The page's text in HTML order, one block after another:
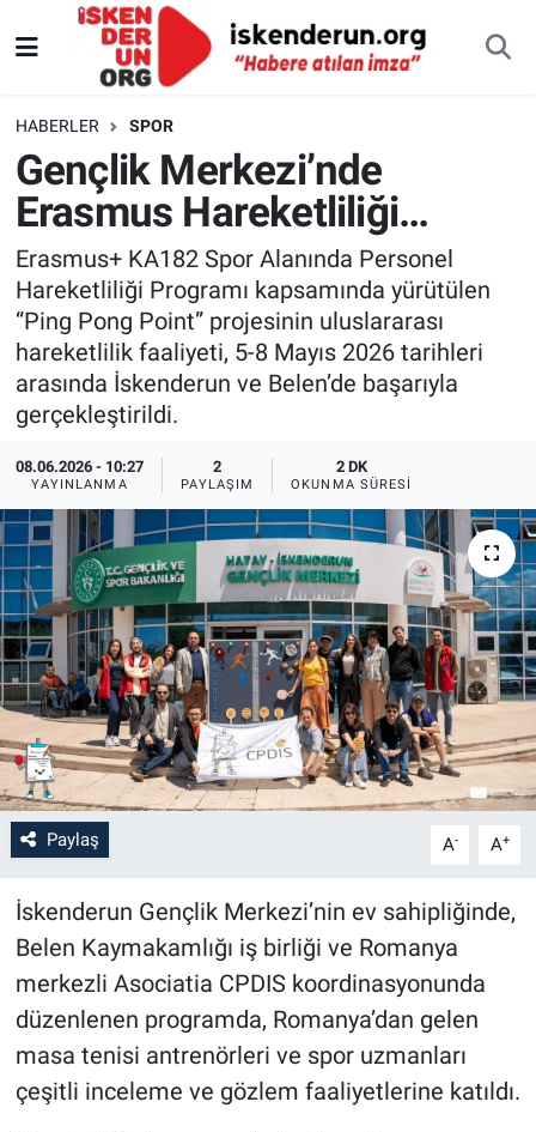
HABERLER SPOR
Gençlik Merkezi’nde
Erasmus Hareketliliği…
Erasmus+ KA182 Spor Alanında Personel
Hareketliliği Programı kapsamında yürütülen
“Ping Pong Point” projesinin uluslararası
hareketlilik faaliyeti, 5-8 Mayıs 2026 tarihleri
arasında İskenderun ve Belen’de başarıyla
gerçekleştirildi.
08.06.2026 - 10:27
YAYINLANMA
2
PAYLAŞIM
2 DK
OKUNMA SÜRESI
Paylaş A- A+
İskenderun Gençlik Merkezi’nin ev sahipliğinde,
Belen Kaymakamlığı iş birliği ve Romanya
merkezli Asociatia CPDIS koordinasyonunda
düzenlenen programda, Romanya’dan gelen
masa tenisi antrenörleri ve spor uzmanları
çeşitli inceleme ve gözlem faaliyetlerine katıldı.